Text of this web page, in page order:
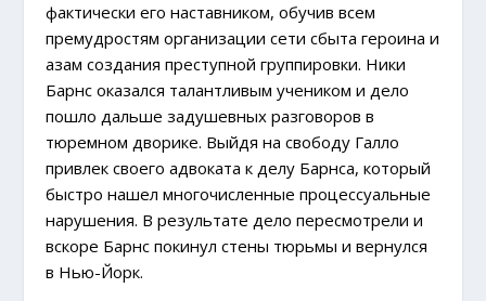
фактически его наставником, обучив всем
премудростям организации сети сбыта героина и
азам создания преступной группировки. Ники
Барнс оказался талантливым учеником и дело
пошло дальше задушевных разговоров в
тюремном дворике. Выйдя на свободу Галло
привлек своего адвоката к делу Барнса, который
быстро нашел многочисленные процессуальные
нарушения. В результате дело пересмотрели и
вскоре Барнс покинул стены тюрьмы и вернулся
в Нью-Йорк.